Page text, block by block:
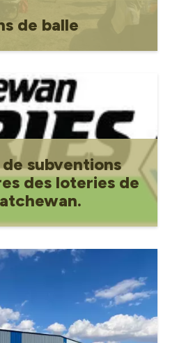
de balle
subventions
des loteries de
de Sask Lotteries.